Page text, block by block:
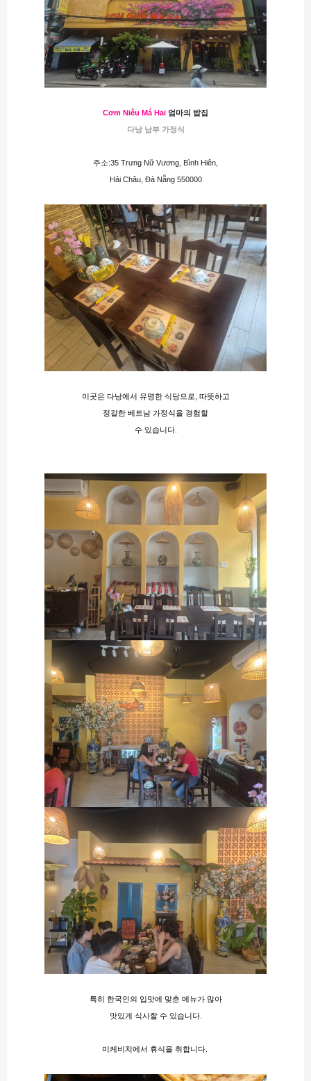
Cơm Niêu Má Hai 엄마의 밥집
다낭 남부 가정식
주소:35 Trưng Nữ Vương, Bình Hiên,
Hải Châu, Đà Nẵng 550000
이곳은 다낭에서 유명한 식당으로, 따뜻하고
정갈한 베트남 가정식을 경험할
수 있습니다.
특히 한국인의 입맛에 맞춘 메뉴가 많아
맛있게 식사할 수 있습니다.
미케비치에서 휴식을 취합니다​​.